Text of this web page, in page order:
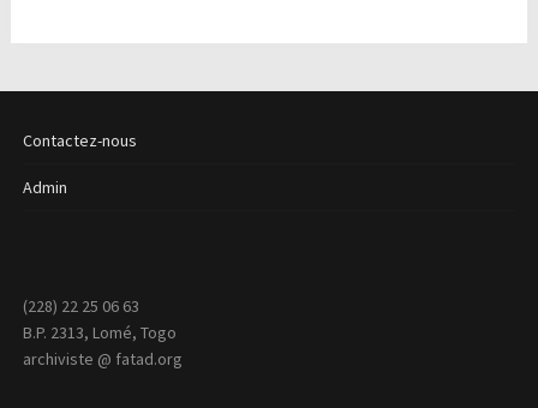
Contactez-nous
Admin
(228) 22 25 06 63
B.P. 2313, Lomé, Togo
archiviste @ fatad.org